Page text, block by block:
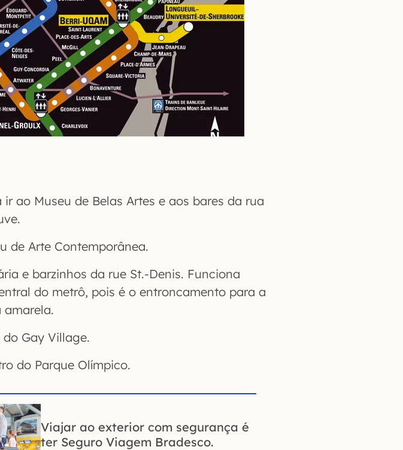
ao Museu de Belas Artes e aos bares da rua
de Arte Contemporânea.
e barzinhos da rue St.-Denis. Funciona
do metrô, pois é o entroncamento para a
amarela.
Gay Village.
do Parque Olímpico.
Viajar ao exterior com segurança é
ter Seguro Viagem Bradesco.